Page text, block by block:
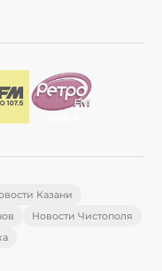
Казани
Новости Чистополя